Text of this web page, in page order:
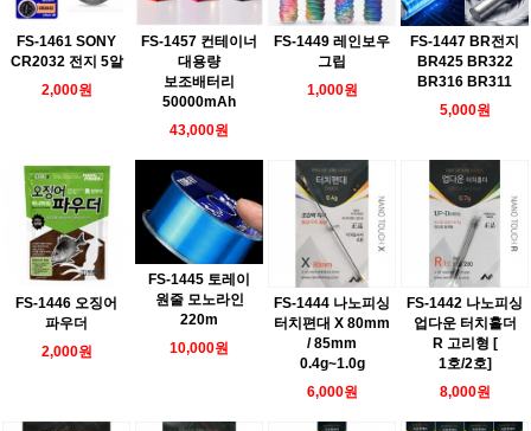
FS-1461 SONY
CR2032 전지 5알
2,000원
FS-1457 컨테이너
대용량
보조배터리
50000mAh
43,000원
FS-1449 레인보우
그립
1,000원
FS-1447 BR전지
BR425 BR322
BR316 BR311
5,000원
FS-1446 오징어
파우더
2,000원
FS-1445 토레이
원줄 모노라인
220m
10,000원
FS-1444 나노피싱
터치편대 X 80mm
/ 85mm
0.4g~1.0g
6,000원
FS-1442 나노피싱
업다운 터치홀더
R 고리형 [
1호/2호]
8,000원